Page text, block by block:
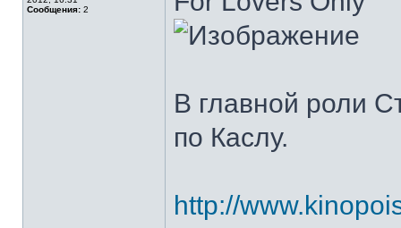
Сообщения: 2
В главной роли
по Каслу.
http://